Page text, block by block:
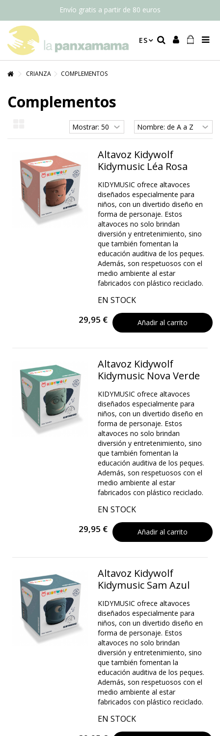
Envío gratis a partir de 80 euros
ES
CRIANZA COMPLEMENTOS
Complementos
Altavoz Kidywolf
Kidymusic Léa Rosa
KIDYMUSIC ofrece altavoces
diseñados especialmente para
niños, con un divertido diseño en
forma de personaje. Estos
altavoces no solo brindan
diversión y entretenimiento, sino
que también fomentan la
educación auditiva de los peques.
Además, son respetuosos con el
medio ambiente al estar
fabricados con plástico reciclado.
EN STOCK
29,95 € Añadir al carrito
Altavoz Kidywolf
Kidymusic Nova Verde
KIDYMUSIC ofrece altavoces
diseñados especialmente para
niños, con un divertido diseño en
forma de personaje. Estos
altavoces no solo brindan
diversión y entretenimiento, sino
que también fomentan la
educación auditiva de los peques.
Además, son respetuosos con el
medio ambiente al estar
fabricados con plástico reciclado.
EN STOCK
29,95 € Añadir al carrito
Altavoz Kidywolf
Kidymusic Sam Azul
KIDYMUSIC ofrece altavoces
diseñados especialmente para
niños, con un divertido diseño en
forma de personaje. Estos
altavoces no solo brindan
diversión y entretenimiento, sino
que también fomentan la
educación auditiva de los peques.
Además, son respetuosos con el
medio ambiente al estar
fabricados con plástico reciclado.
EN STOCK